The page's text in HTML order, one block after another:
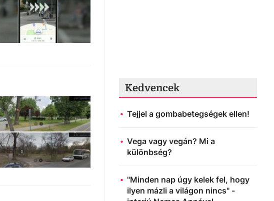
Kedvencek
Tejjel a gombabetegségek ellen!
Vega vagy vegán? Mi a
különbség?
"Minden nap úgy kelek fel, hogy
ilyen mázli a világon nincs" -